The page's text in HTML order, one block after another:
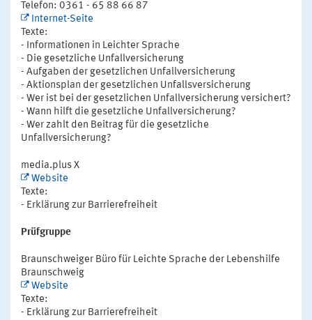
Telefon: 0361 - 65 88 66 87
Internet-Seite
Texte:
- Informationen in Leichter Sprache
- Die gesetzliche Unfallversicherung
- Aufgaben der gesetzlichen Unfallversicherung
- Aktionsplan der gesetzlichen Unfallsversicherung
- Wer ist bei der gesetzlichen Unfallversicherung versichert?
- Wann hilft die gesetzliche Unfallversicherung?
- Wer zahlt den Beitrag für die gesetzliche
Unfallversicherung?
media.plus X
Website
Texte:
- Erklärung zur Barrierefreiheit
Prüfgruppe
Braunschweiger Büro für Leichte Sprache der Lebenshilfe
Braunschweig
Website
Texte:
- Erklärung zur Barrierefreiheit